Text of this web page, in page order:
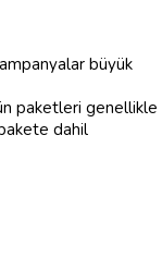
büyük
paketleri genellikle
dahil